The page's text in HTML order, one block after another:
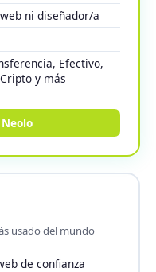
ni diseñador/a
Efectivo,
y más
usado del mundo
de confianza